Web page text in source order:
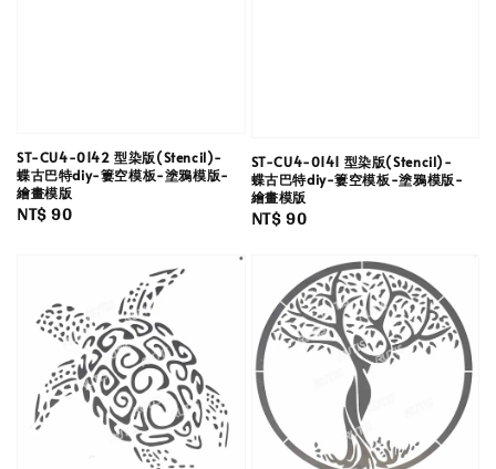
ST-CU4-0142 型染版(Stencil)-
蝶古巴特diy-簍空模板-塗鴉模版-
繪畫模版
Regular
NT$ 90
ST-CU4-0141 型染版(Stencil)-
蝶古巴特diy-簍空模板-塗鴉模版-
繪畫模版
Regular
NT$ 90